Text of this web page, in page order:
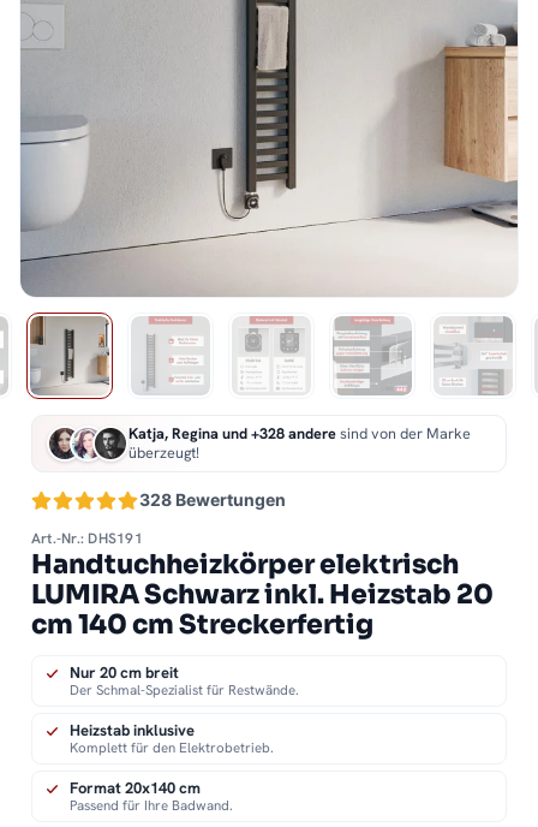
328 Bewertungen
Katja, Regina und +328 anderesind von der Marke
überzeugt!
Art.-Nr.: DHS191
Handtuchheizkörper elektrisch
LUMIRA Schwarz inkl. Heizstab 20
cm 140 cm Streckerfertig
Nur 20 cm breit
Der Schmal-Spezialist für Restwände.
Heizstab inklusive
Komplett für den Elektrobetrieb.
Format 20x140 cm
Passend für Ihre Badwand.